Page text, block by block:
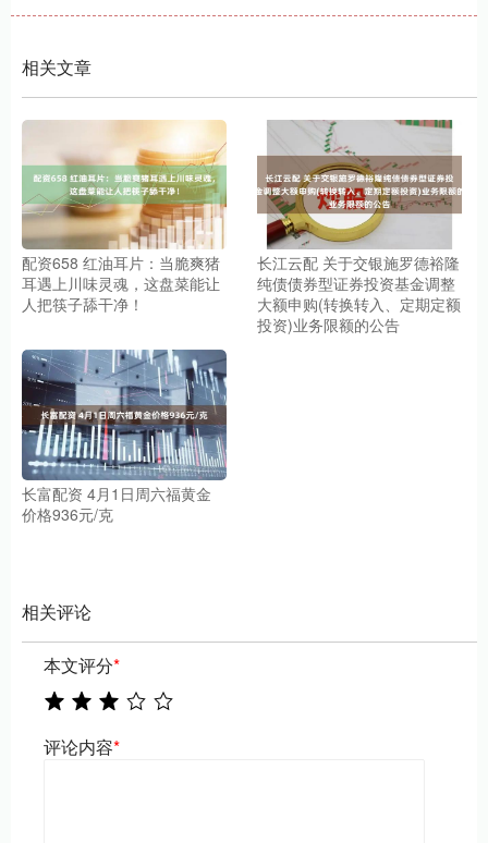
相关文章
配资658 红油耳片：当脆爽猪
耳遇上川味灵魂，这盘菜能让
人把筷子舔干净！
长江云配 关于交银施罗德裕隆
纯债债券型证券投资基金调整
大额申购(转换转入、定期定额
投资)业务限额的公告
长富配资 4月1日周六福黄金
价格936元/克
相关评论
本文评分*
评论内容*